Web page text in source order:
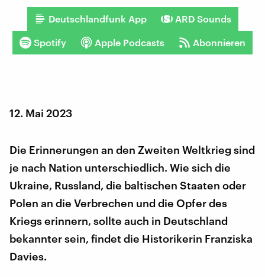
Deutschlandfunk App ARD Sounds
Spotify Apple Podcasts Abonnieren
12. Mai 2023
Die Erinnerungen an den Zweiten Weltkrieg sind
je nach Nation unterschiedlich. Wie sich die
Ukraine, Russland, die baltischen Staaten oder
Polen an die Verbrechen und die Opfer des
Kriegs erinnern, sollte auch in Deutschland
bekannter sein, findet die Historikerin Franziska
Davies.